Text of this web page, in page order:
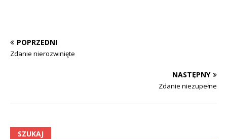
POPRZEDNI
Zdanie nierozwinięte
NASTĘPNY
Zdanie niezupełne
SZUKAJ